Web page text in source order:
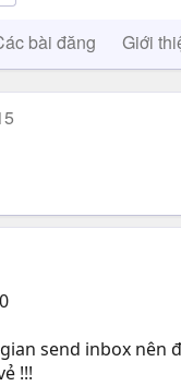
bài đăng Giới
send inbox nên
!!!